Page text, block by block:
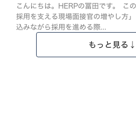
こんにちは。HERPの冨田です。 こ
採用を支える現場面接官の増やし方
込みながら採用を進める際...
もっと見る↓